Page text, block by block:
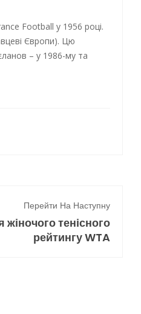
Football у 1956 році.
Європи). Цю
– у 1986-му та
Перейти На Наступну
тенісного
рейтингу WTA